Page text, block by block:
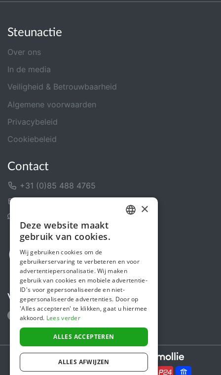
Steunactie
Over ons
In de media
Veiligheid & Betrouwbaarheid
Algemene voorwaarden
Privacybeleid
Cookiebeleid
Contact
+31 (0)85 488 4765
Volg ons
Secure payments powered by
ENGLISH
×
Deze website maakt
gebruik van cookies.
Wij gebruiken cookies om de
gebruikerservaring te verbeteren en voor
advertentiepersonalisatie. Wij maken
gebruik van cookies en mobiele advertentie-
ID's voor gepersonaliseerde en niet-
gepersonaliseerde advertenties. Door op
'Alles accepteren' te klikken, gaat u hiermee
akkoord. Lees verder
ALLES ACCEPTEREN
ALLES AFWIJZEN